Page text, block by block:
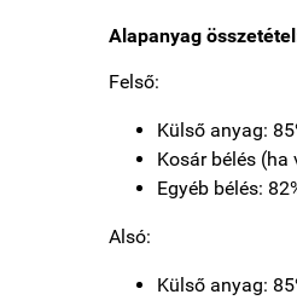
Alapanyag
Felső:
Külső anyag:
Kosár bélés (ha
Egyéb bélés:
Alsó:
Külső anyag: